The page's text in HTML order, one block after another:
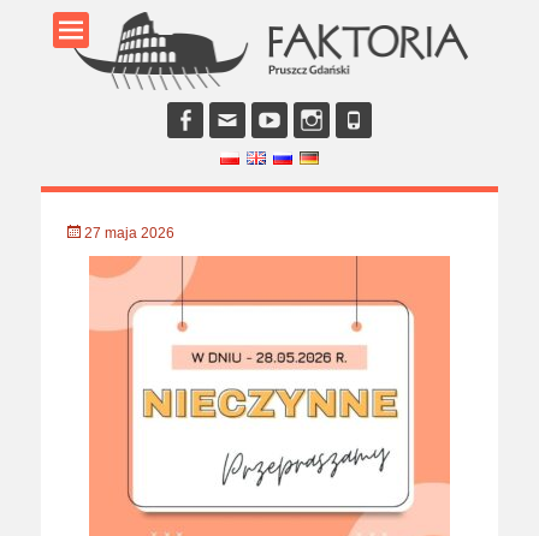
Facebook
E-
mail
YouTubeInstagram
Opublikowano
27 maja 2026